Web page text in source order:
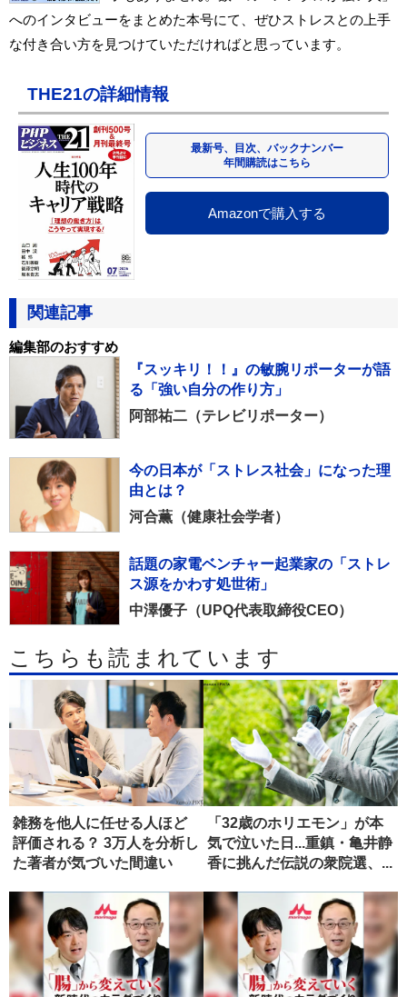
へのインタビューをまとめた本号にて、ぜひストレスとの上手
な付き合い方を見つけていただければと思っています。
THE21の詳細情報
最新号、目次、バックナンバー
年間購読はこちら
Amazonで購入する
関連記事
編集部のおすすめ
『スッキリ！！』の敏腕リポーターが語
る「強い自分の作り方」
阿部祐二（テレビリポーター）
今の日本が「ストレス社会」になった理
由とは？
河合薫（健康社会学者）
話題の家電ベンチャー起業家の「ストレ
ス源をかわす処世術」
中澤優子（UPQ代表取締役CEO）
こちらも読まれています
雑務を他人に任せる人ほど
評価される？ 3万人を分析し
た著者が気づいた間違い
「32歳のホリエモン」が本
気で泣いた日...重鎮・亀井静
香に挑んだ伝説の衆院選、...